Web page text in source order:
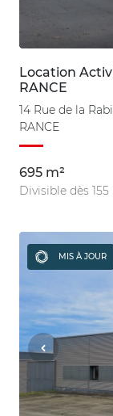
Location
RANCE
14 Rue de la
RANCE
695 m²
Divisible dès 155
MIS À JOUR